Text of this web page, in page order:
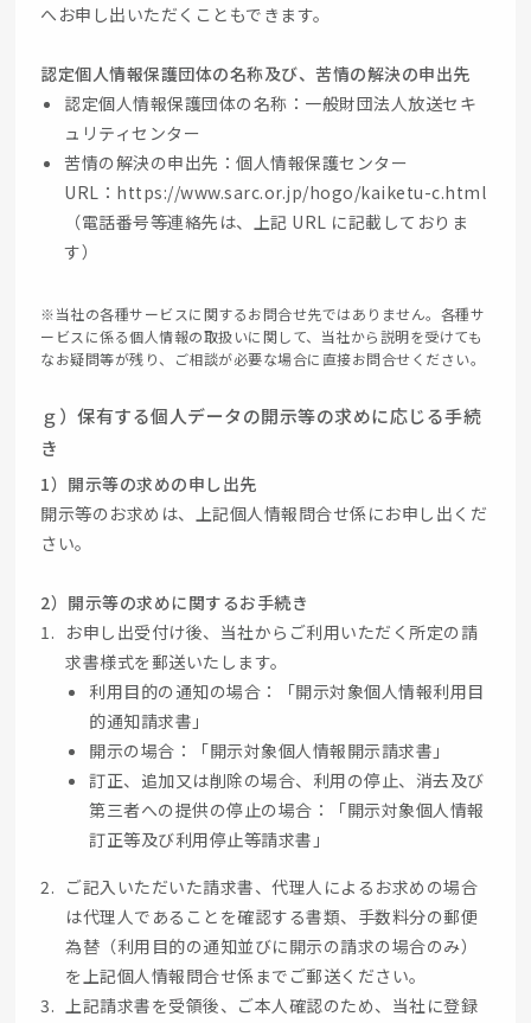
へお申し出いただくこともできます。
認定個人情報保護団体の名称及び、苦情の解決の申出先
認定個人情報保護団体の名称：一般財団法人放送セキ
ュリティセンター
苦情の解決の申出先：個人情報保護センター
URL：https://www.sarc.or.jp/hogo/kaiketu-c.html
（電話番号等連絡先は、上記 URL に記載しておりま
す）
※当社の各種サービスに関するお問合せ先ではありません。各種サ
ービスに係る個人情報の取扱いに関して、当社から説明を受けても
なお疑問等が残り、ご相談が必要な場合に直接お問合せください。
ｇ）保有する個人データの開示等の求めに応じる手続
き
1）開示等の求めの申し出先
開示等のお求めは、上記個人情報問合せ係にお申し出くだ
さい。
2）開示等の求めに関するお手続き
お申し出受付け後、当社からご利用いただく所定の請
求書様式を郵送いたします。
利用目的の通知の場合：「開示対象個人情報利用目
的通知請求書」
開示の場合：「開示対象個人情報開示請求書」
訂正、追加又は削除の場合、利用の停止、消去及び
第三者への提供の停止の場合：「開示対象個人情報
訂正等及び利用停止等請求書」
ご記入いただいた請求書、代理人によるお求めの場合
は代理人であることを確認する書類、手数料分の郵便
為替（利用目的の通知並びに開示の請求の場合のみ）
を上記個人情報問合せ係までご郵送ください。
上記請求書を受領後、ご本人確認のため、当社に登録